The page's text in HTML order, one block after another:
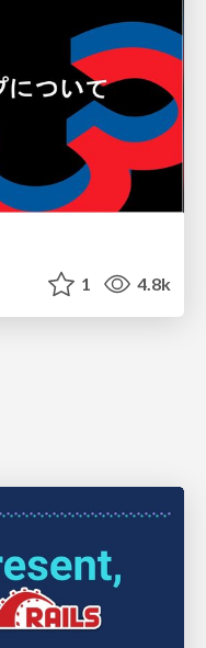
1 4.8k